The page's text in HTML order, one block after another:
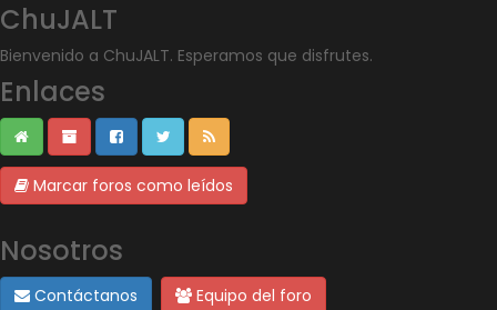
ChuJALT
Bienvenido a ChuJALT. Esperamos que disfrutes.
Enlaces
Marcar foros como leídos
Nosotros
Contáctanos Equipo del foro